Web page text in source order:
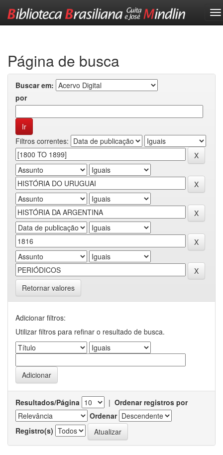
Página de busca
Buscar em:
por
Filtros correntes:
Retornar valores
Adicionar filtros:
Utilizar filtros para refinar o resultado de busca.
Resultados/Página | Ordenar registros por
Ordenar
Registro(s)